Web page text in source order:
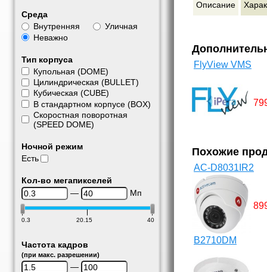
Среда
Внутренняя
Уличная
Неважно
Тип корпуса
Купольная (DOME)
Цилиндрическая (BULLET)
Кубическая (CUBE)
В стандартном корпусе (BOX)
Скоростная поворотная
(SPEED DOME)
Ночной режим
Есть
Кол-во мегапикселей
—
Мп
0.3 20.15 40
Частота кадров
(при макс. разрешении)
—
Описание
FlyView VMS
Похожие
AC-D8031IR2
B2710DM